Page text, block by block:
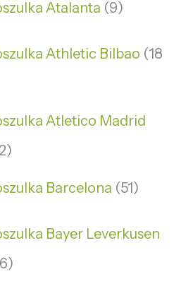
Atalanta 9
Athletic Bilbao 18
Atletico Madrid
Barcelona 51
Bayer Leverkusen